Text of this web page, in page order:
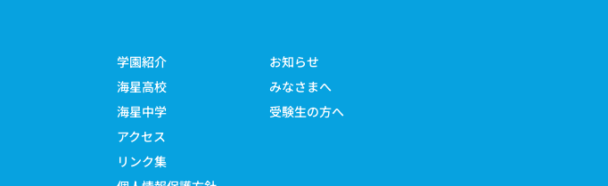
学園紹介
海星高校
海星中学
アクセス
リンク集
お知らせ
みなさまへ
受験生の方へ